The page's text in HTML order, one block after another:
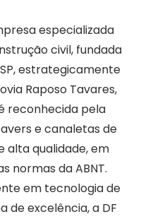
especializada
civil, fundada
estrategicamente
Raposo Tavares,
reconhecida pela
e canaletas de
alta qualidade, em
normas da ABNT.
em tecnologia de
excelência, a DF